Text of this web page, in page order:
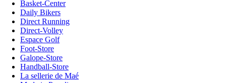
Basket-Center
Daily Bikers
Direct Running
Direct-Volley
Espace Golf
Foot-Store
Galope-Store
Handball-Store
La sellerie de Maé